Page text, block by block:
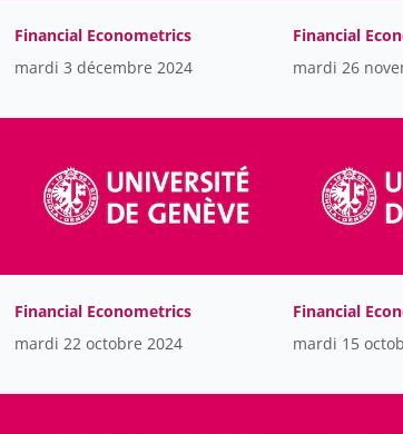
Financial Econometrics
mardi 3 décembre 2024
Financial
mardi 26
Financial Econometrics
mardi 22 octobre 2024
Financial
mardi 15